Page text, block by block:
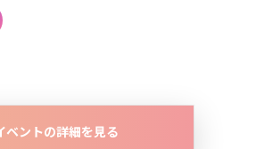
ベントの詳細を見る